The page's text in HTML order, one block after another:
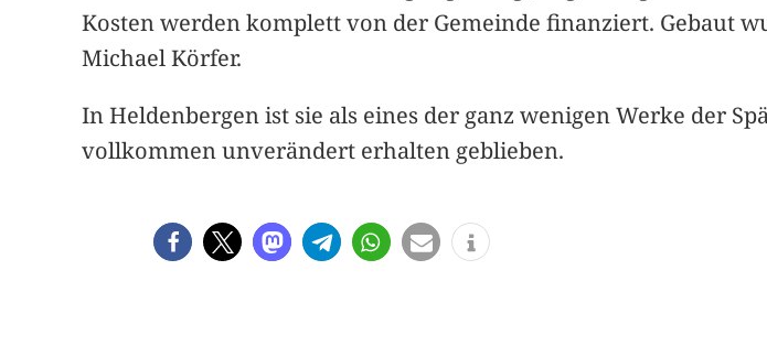
Kosten werden komplett von der Gemeinde finanziert. Gebaut
Michael Körfer.
In Heldenbergen ist sie als eines der ganz wenigen Werke der
vollkommen unverändert erhalten geblieben.